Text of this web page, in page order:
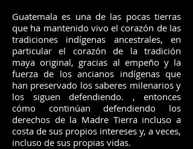
Guatemala es una de las pocas tierras
que ha mantenido vivo el corazón de las
tradiciones indígenas ancestrales, en
particular el corazón de la tradición
maya original, gracias al empeño y la
fuerza de los ancianos indígenas que
han preservado los saberes milenarios y
los siguen defendiendo. , entonces
cómo continúan defendiendo los
derechos de la Madre Tierra incluso a
costa de sus propios intereses y, a veces,
incluso de sus propias vidas.